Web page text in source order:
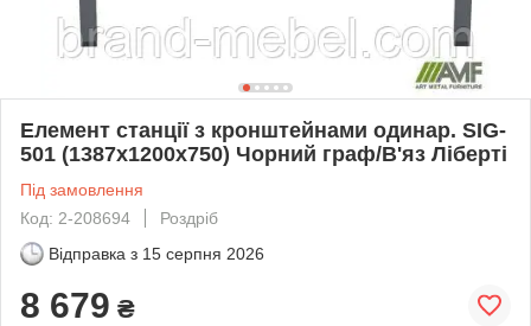
Елемент станції з кронштейнами одинар. SIG-
501 (1387х1200х750) Чорний граф/В'яз Ліберті
Під замовлення
Код: 2-208694
Роздріб
Відправка з 15 серпня 2026
8 679 ₴